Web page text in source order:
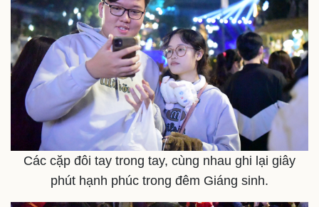
Các cặp đôi tay trong tay, cùng nhau ghi lại giây
phút hạnh phúc trong đêm Giáng sinh.